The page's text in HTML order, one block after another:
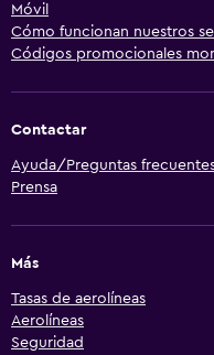
Móvil
Cómo funcionan nuestros
Códigos promocionales
Contactar
Ayuda/Preguntas
Prensa
Más
Tasas de aerolíneas
Aerolíneas
Seguridad